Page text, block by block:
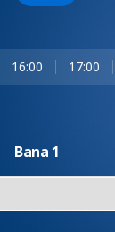
16:00 17:00
Bana 1